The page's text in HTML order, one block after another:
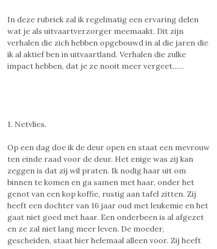
In deze rubriek zal ik regelmatig een ervaring delen
wat je als uitvaartverzorger meemaakt. Dit zijn
verhalen die zich hebben opgebouwd in al die jaren die
ik al aktief ben in uitvaartland. Verhalen die zulke
impact hebben, dat je ze nooit meer vergeet......
1. Netvlies.
Op een dag doe ik de deur open en staat een mevrouw
ten einde raad voor de deur. Het enige was zij kan
zeggen is dat zij wil praten. Ik nodig haar uit om
binnen te komen en ga samen met haar, onder het
genot van een kop koffie, rustig aan tafel zitten. Zij
heeft een dochter van 16 jaar oud met leukemie en het
gaat niet goed met haar. Een onderbeen is al afgezet
en ze zal niet lang meer leven. De moeder,
gescheiden, staat hier helemaal alleen voor. Zij heeft